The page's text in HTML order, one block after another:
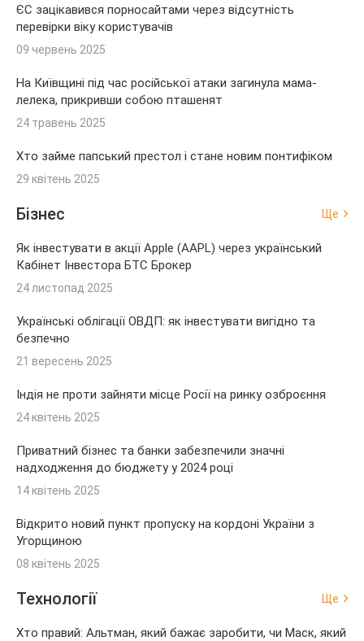
ЄС зацікавився порносайтами через відсутність
перевірки віку користувачів
09 червень 2025
На Київщині під час російської атаки загинула мама-
лелека, прикривши собою пташенят
24 травень 2025
Хто займе папський престол і стане новим понтифіком
29 квітень 2025
Бізнес Ще
Як інвестувати в акції Apple (AAPL) через український
Кабінет Інвестора БТС Брокер
24 листопад 2025
Українські облігації ОВДП: як інвестувати вигідно та
безпечно
21 вересень 2025
Індія не проти зайняти місце Росії на ринку озброєння
24 квітень 2025
Приватний бізнес та банки забезпечили значні
надходження до бюджету у 2024 році
14 квітень 2025
Відкрито новий пункт пропуску на кордоні України з
Угорщиною
08 квітень 2025
Технології Ще
Хто правий: Альтман, який бажає заробити, чи Маск, який